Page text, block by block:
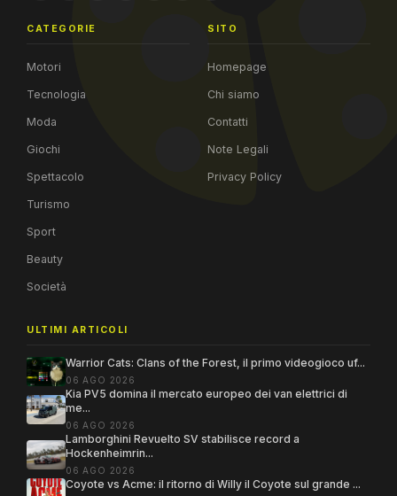
CATEGORIE
Motori
Tecnologia
Moda
Giochi
Spettacolo
Turismo
Sport
Beauty
Società
SITO
Homepage
Chi siamo
Contatti
Note Legali
Privacy Policy
ULTIMI ARTICOLI
Warrior Cats: Clans of the Forest, il primo videogioco uf...
06 AGO 2026
Kia PV5 domina il mercato europeo dei van elettrici di
me...
06 AGO 2026
Lamborghini Revuelto SV stabilisce record a
Hockenheimrin...
06 AGO 2026
Coyote vs Acme: il ritorno di Willy il Coyote sul grande ...